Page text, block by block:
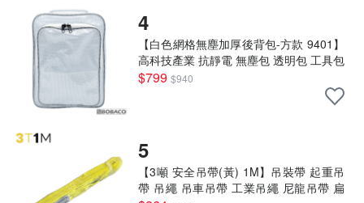
4
【白色網格無塵加厚後背包-方款 9401】
高科技產業 抗靜電 無塵包 透明包 工具包
工作包 無塵室包
$799 $940
5
【3噸 安全吊帶(黃) 1M】吊裝帶 起重吊
帶 吊繩 吊車吊帶 工業吊繩 尼龍吊帶 扁